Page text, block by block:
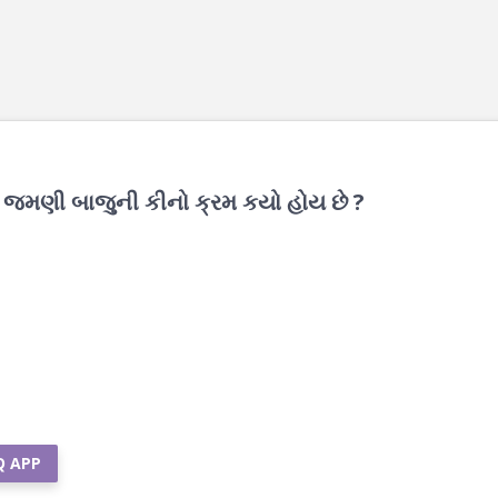
જમણી બાજુની કીનો ક્રમ કયો હોય છે ?
APP